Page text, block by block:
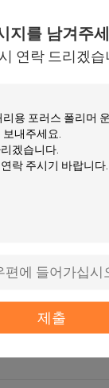
지를 남겨주
연락 드리겠습
제출
것을 전망하십
저렴 한 가격
물 처리용 포러스
검은색
계속하다